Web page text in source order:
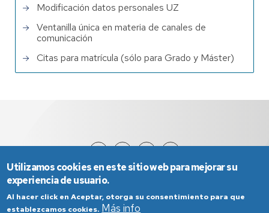
Modificación datos personales UZ
Ventanilla única en materia de canales de
comunicación
Citas para matrícula (sólo para Grado y Máster)
Utilizamos cookies en este sitio web para mejorar su
experiencia de usuario.
Al hacer click en Aceptar, otorga su consentimiento para que
establezcamos cookies. Más info